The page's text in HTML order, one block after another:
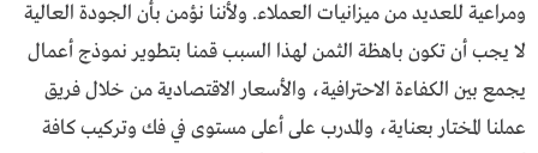
ومراعية للعديد من ميزانيات العملاء. ولأننا نؤمن بأن الجودة العالية
لا يجب أن تكون باهظة الثمن لهذا السبب قمنا بتطوير نموذج أعمال
يجمع بين الكفاءة الاحترافية، والأسعار الاقتصادية من خلال فريق
عملنا المختار بعناية، والمدرب على أعلى مستوى في فك وتركيب كافة